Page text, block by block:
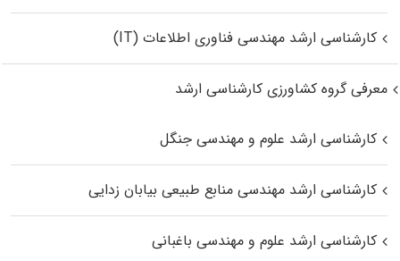
کارشناسی ارشد مهندسی فناوری اطلاعات (IT)
معرفی گروه کشاورزی کارشناسی ارشد
کارشناسی ارشد علوم و مهندسی جنگل
کارشناسی ارشد مهندسی منابع طبیعی بیابان زدایی
کارشناسی ارشد علوم و مهندسی باغبانی